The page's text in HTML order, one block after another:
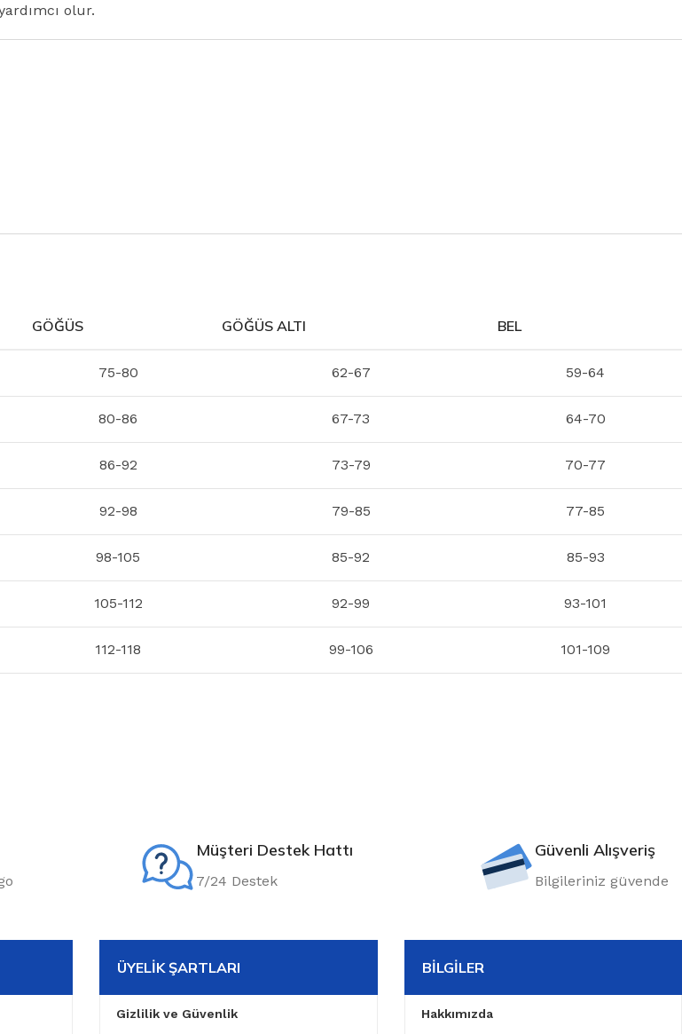
olur.
GÖĞÜS GÖĞÜS ALTI BEL
75-80 62-67 59-64
80-86 67-73 64-70
86-92 73-79 70-77
92-98 79-85 77-85
98-105 85-92 85-93
105-112 92-99 93-101
112-118 99-106 101-109
Müşteri Destek Hattı
7/24 Destek
Güvenli Alışveriş
Bilgileriniz güvende
ÜYELIK ŞARTLARI
Gizlilik ve Güvenlik
BILGILER
Hakkımızda